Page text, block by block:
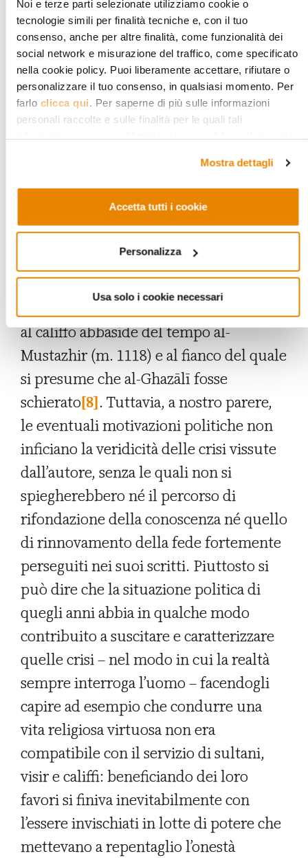
Noi e terze parti selezionate utilizziamo cookie o
tecnologie simili per finalità tecniche e, con il tuo
consenso, anche per altre finalità, come funzionalità dei
social network e misurazione del traffico, come specificato
nella cookie policy. Puoi liberamente accettare, rifiutare o
personalizzare il tuo consenso, in qualsiasi momento. Per
farlo clicca qui. Per saperne di più sulle informazioni
personali raccolte e sulle finalità per le quali tali
Mostra dettagli
Accetta tutti i cookie
Personalizza
Usa solo i cookie necessari
Alcuni studiosi hanno messo in
discussione le motivazioni illustrate nel
Munqidh, rilevando comela situazione
politicadi quegli anni fosse delle più
complesse. Le incursioni degli ismailiti
di Alamūt erano infatti culminate nel
1092 con l’assassinio di Nizām al-Mulk, il
patrono di al-Ghazālī, e nello stesso
anno era morto anche il sultano
Malikshāh. La lotta per il potere che ne
era seguita aveva poi generato forti
tensioni, portando infine nel 1095
al califfo abbaside del tempo al-
Mustazhir (m. 1118) e al fianco del quale
si presume che al-Ghazālī fosse
schierato[8]. Tuttavia, a nostro parere,
le eventuali motivazioni politiche non
inficiano la veridicità delle crisi vissute
dall’autore, senza le quali non si
spiegherebbero né il percorso di
rifondazione della conoscenza né quello
di rinnovamento della fede fortemente
perseguiti nei suoi scritti. Piuttosto si
può dire che la situazione politica di
quegli anni abbia in qualche modo
contribuito a suscitare e caratterizzare
quelle crisi – nel modo in cui la realtà
sempre interroga l’uomo – facendogli
capire ad esempio che condurre una
vita religiosa virtuosa non era
compatibile con il servizio di sultani,
visir e califfi: beneficiando dei loro
favori si finiva inevitabilmente con
l’essere invischiati in lotte di potere che
mettevano a repentaglio l’onestà